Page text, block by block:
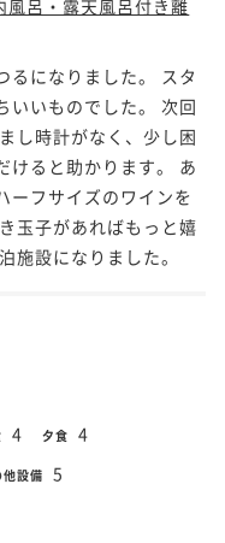
呂・露天風呂付き離
るになりました。 スタ
いいものでした。 次回
し時計がなく、少し困
けると助かります。 あ
ーフサイズのワインを
玉子があればもっと嬉
施設になりました。
4 夕食 4
他設備 5